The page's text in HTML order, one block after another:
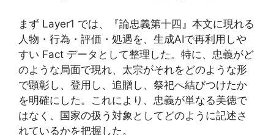
まず Layer1 では、『論忠義第十四』本文に現れる
人物・行為・評価・処遇を、生成AIで再利用しや
すい Fact データとして整理した。特に、忠義がど
のような局面で現れ、太宗がそれをどのような形
で顕彰し、登用し、追贈し、祭祀へ結びつけたか
を明確にした。これにより、忠義が単なる美徳で
はなく、国家の扱う対象としてどのように記述さ
れているかを把握した。